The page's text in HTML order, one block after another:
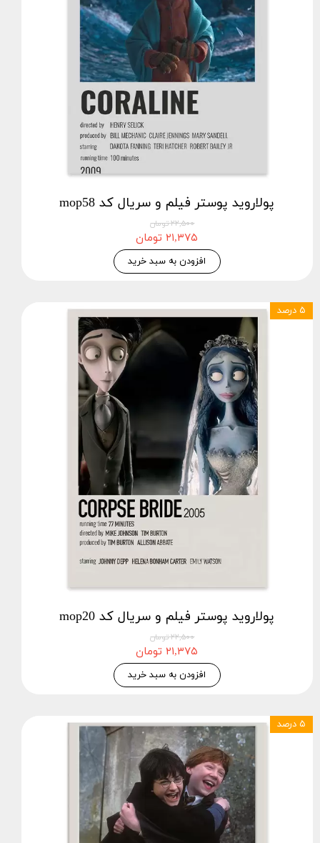
پولاروید پوستر فیلم و سریال کد mop58
۲۲,۵۰۰ تومان
۲۱,۳۷۵ تومان
افزودن به سبد خرید
پولاروید پوستر فیلم و سریال کد mop20
۲۲,۵۰۰ تومان
۲۱,۳۷۵ تومان
افزودن به سبد خرید
۵ درصد
۵ درصد